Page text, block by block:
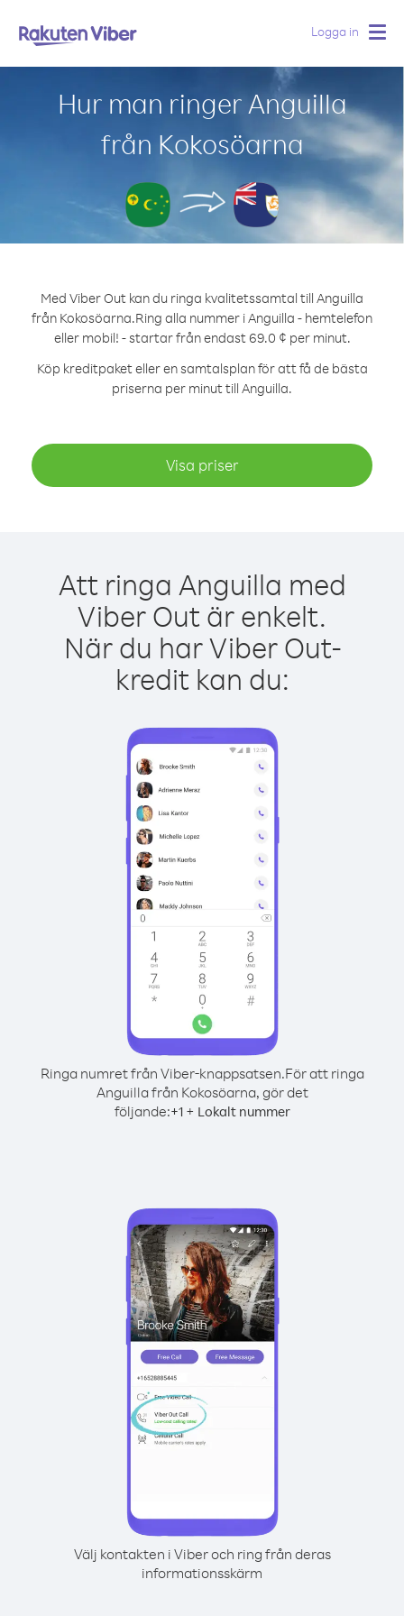
Logga in
Hur man ringer Anguilla
från Kokosöarna
Med Viber Out kan du ringa kvalitetssamtal till Anguilla
från Kokosöarna.Ring alla nummer i Anguilla - hemtelefon
eller mobil! - startar från endast 69.0 ¢ per minut.
Köp kreditpaket eller en samtalsplan för att få de bästa
priserna per minut till Anguilla.
Visa priser
Att ringa Anguilla med
Viber Out är enkelt.
När du har Viber Out-
kredit kan du:
Ringa numret från Viber-knappsatsen.För att ringa
Anguilla från Kokosöarna, gör det
följande:+1+ Lokalt nummer
Välj kontakten i Viber och ring från deras
informationsskärm